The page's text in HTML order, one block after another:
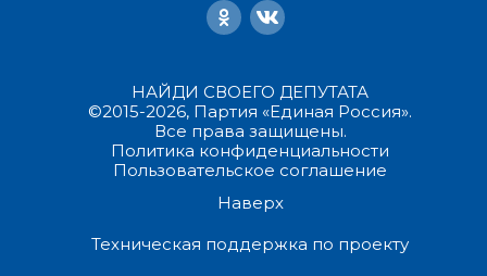
НАЙДИ СВОЕГО ДЕПУТАТА
©2015-2026, Партия «Единая Россия».
Все права защищены.
Политика конфиденциальности
Пользовательское соглашение
Наверх
Техническая поддержка по проекту